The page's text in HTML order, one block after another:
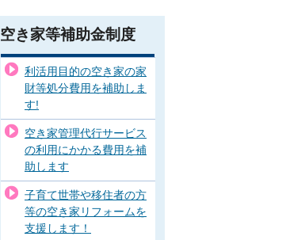
空き家等補助金制度
利活用目的の空き家の家
財等処分費用を補助しま
す!
空き家管理代行サービス
の利用にかかる費用を補
助します
子育て世帯や移住者の方
等の空き家リフォームを
支援します！